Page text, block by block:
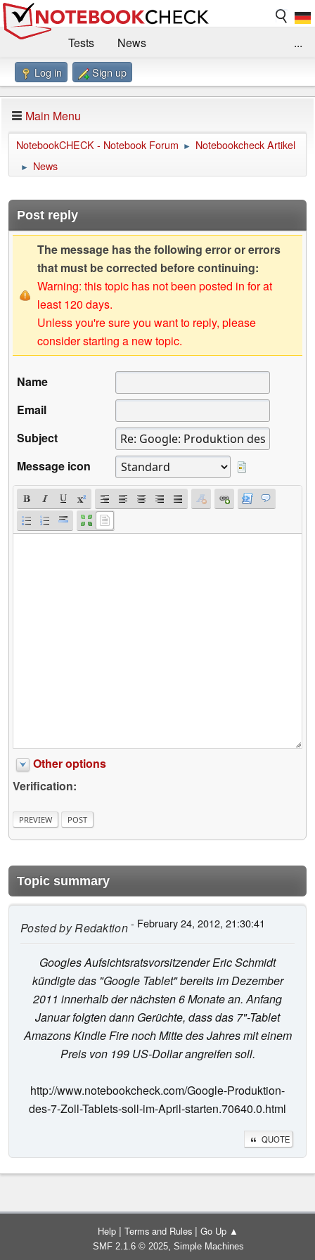
Tests
News
Benchmarks / Technik
Forum
Impressum
...
Log in Sign up
Main Menu
NotebookCHECK - Notebook Forum ► Notebookcheck Artikel
► News
Post reply
The message has the following error or errors
that must be corrected before continuing:
Warning: this topic has not been posted in for at
least 120 days.
Unless you're sure you want to reply, please
consider starting a new topic.
Name
Email
Subject
Message icon
Other options
Verification:
Topic summary
Posted byRedaktion- February 24, 2012, 21:30:41
Googles Aufsichtsratsvorsitzender Eric Schmidt
kündigte das "Google Tablet" bereits im Dezember
2011 innerhalb der nächsten 6 Monate an. Anfang
Januar folgten dann Gerüchte, dass das 7"-Tablet
Amazons Kindle Fire noch Mitte des Jahres mit einem
Preis von 199 US-Dollar angreifen soll.
http://www.notebookcheck.com/Google-Produktion-
des-7-Zoll-Tablets-soll-im-April-starten.70640.0.html
QUOTE
Help | Terms and Rules | Go Up ▲
SMF 2.1.6 © 2025, Simple Machines